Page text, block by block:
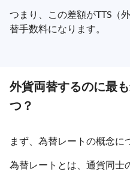
つまり、この差額がTTS（
替手数料になります。
外貨両替するのに最
つ？
まず、為替レートの概念に
為替レートとは、通貨同士